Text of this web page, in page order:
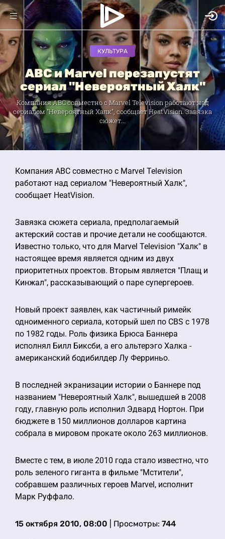
КУЛЬТУРА
ABC и Marvel перезапустят
сериал "Невероятный Халк"
Компания ABC совместно с Marvel Television работают над
сериалом "Невероятный Халк", сообщает HeatVision. Завязка
сюжет...
Компания ABC совместно с Marvel Television
работают над сериалом "Невероятный Халк",
сообщает HeatVision.
Завязка сюжета сериала, предполагаемый
актерский состав и прочие детали не сообщаются.
Известно только, что для Marvel Television "Халк" в
настоящее время является одним из двух
приоритетных проектов. Вторым является "Плащ и
Кинжал", рассказывающий о паре супергероев.
Новый проект заявлен, как частичный римейк
одноименного сериала, который шел по CBS с 1978
по 1982 годы. Роль физика Брюса Баннера
исполнял Билл Биксби, а его альтерэго Халка -
американский бодибилдер Лу Ферриньо.
В последней экранизации истории о Баннере под
названием "Невероятный Халк", вышедшей в 2008
году, главную роль исполнил Эдвард Нортон. При
бюджете в 150 миллионов долларов картина
собрала в мировом прокате около 263 миллионов.
Вместе с тем, в июле 2010 года стало известно, что
роль зеленого гиганта в фильме "Мстители",
собравшем различных героев Marvel, исполнит
Марк Руффало.
15 октября 2010, 08:00 | Просмотры: 744